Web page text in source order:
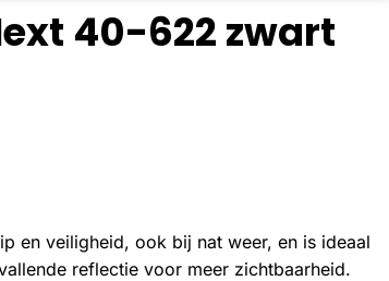
40-622 zwart
en veiligheid, ook bij nat weer, en is ideaal
reflectie voor meer zichtbaarheid.